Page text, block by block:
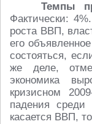
Темпы
Фактически:
роста ВВП,
его
состояться,
же деле,
экономика
кризисном
падения среди
касается ВВП,